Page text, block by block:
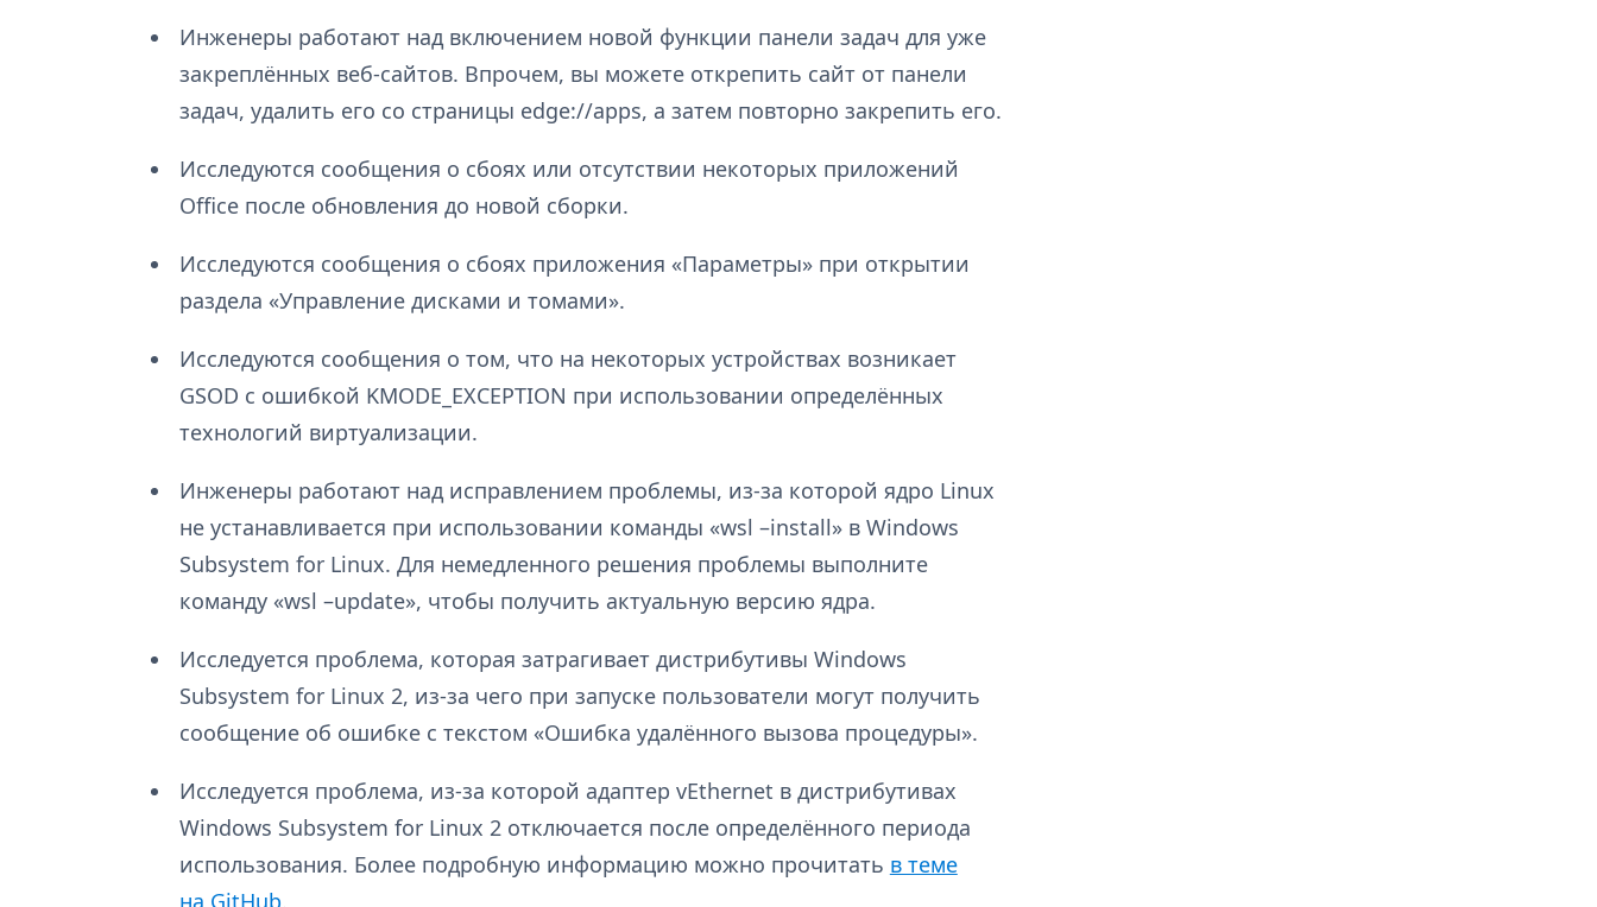
Инженеры работают над включением новой функции панели задач для уже
закреплённых веб-сайтов. Впрочем, вы можете открепить сайт от панели
задач, удалить его со страницы edge://apps, а затем повторно закрепить его.
Исследуются сообщения о сбоях или отсутствии некоторых приложений
Office после обновления до новой сборки.
Исследуются сообщения о сбоях приложения «Параметры» при открытии
раздела «Управление дисками и томами».
Исследуются сообщения о том, что на некоторых устройствах возникает
GSOD с ошибкой KMODE_EXCEPTION при использовании определённых
технологий виртуализации.
Инженеры работают над исправлением проблемы, из-за которой ядро Linux
не устанавливается при использовании команды «wsl –install» в Windows
Subsystem for Linux. Для немедленного решения проблемы выполните
команду «wsl –update», чтобы получить актуальную версию ядра.
Исследуется проблема, которая затрагивает дистрибутивы Windows
Subsystem for Linux 2, из-за чего при запуске пользователи могут получить
сообщение об ошибке с текстом «Ошибка удалённого вызова процедуры».
Исследуется проблема, из-за которой адаптер vEthernet в дистрибутивах
Windows Subsystem for Linux 2 отключается после определённого периода
использования. Более подробную информацию можно прочитать в теме
на GitHub